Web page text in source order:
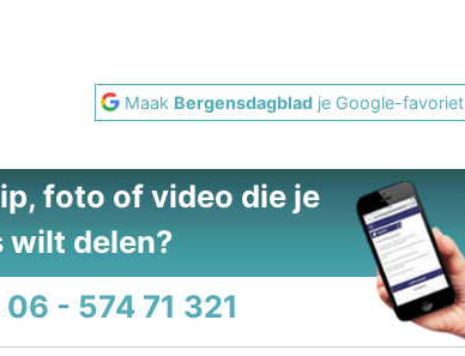
Maak Bergensdagblad je Google-favoriet
foto of video die je
wilt delen?
06 - 574 71 321